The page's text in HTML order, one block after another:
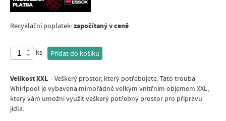
Recyklační poplatek:započítaný v ceně
ks Přidat do košíku
Velikost XXL -Veškerý prostor, který potřebujete. Tato trouba
Whirlpool je vybavena mimořádně velkým vnitřním objemem XXL,
který vám umožní využít veškerý potřebný prostor pro přípravu
jídla.